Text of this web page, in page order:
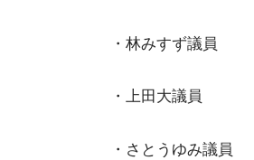
・林みすず議員
・上田大議員
・さとうゆみ議員